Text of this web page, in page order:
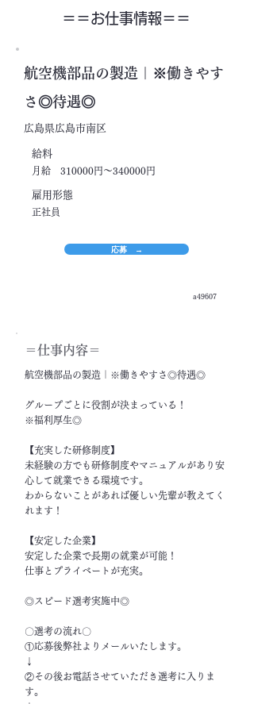
＝＝​お仕事情報＝＝
航空機部品の製造｜※働きやす
さ◎待遇◎
広島県広島市南区
​給料
月給 310000円～340000円
​雇用形態
正社員
応募 →
a49607
＝​仕事内容＝
航空機部品の製造｜※働きやすさ◎待遇◎
グループごとに役割が決まっている！
※福利厚生◎
【充実した研修制度】
未経験の方でも研修制度やマニュアルがあり安
心して就業できる環境です。
わからないことがあれば優しい先輩が教えてく
れます！
【安定した企業】
安定した企業で長期の就業が可能！
仕事とプライベートが充実。
◎スピード選考実施中◎
〇選考の流れ〇
①応募後弊社よりメールいたします。
↓
②その後お電話させていただき選考に入りま
す。